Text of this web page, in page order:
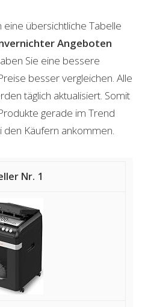
übersichtliche Tabelle
Angeboten
Sie eine bessere
besser vergleichen. Alle
täglich aktualisiert. Somit
gerade im Trend
Käufern ankommen.
1